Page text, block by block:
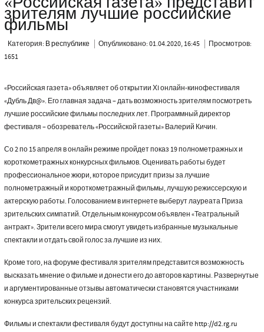
зрителям лучшие российские
фильмы
Категория: В республике Опубликовано: 01.04.2020, 16:45
Просмотров:
1651
«Российская газета» объявляет об открытии ХI онлайн-кинофестиваля
«Дубль Дв@». Его главная задача – дать возможность зрителям посмотреть
лучшие российские фильмы последних лет. Программный директор
фестиваля – обозреватель «Российской газеты» Валерий Кичин.
Со 2 по 15 апреля в онлайн режиме пройдет показ 19 полнометражных и
короткометражных конкурсных фильмов. Оценивать работы будет
профессиональное жюри, которое присудит призы за лучшие
полнометражный и короткометражный фильмы, лучшую режиссерскую и
актерскую работы. Голосованием в интернете выберут лауреата Приза
зрительских симпатий. Отдельным конкурсом объявлен «Театральный
антракт». Зрители всего мира смогут увидеть избранные музыкальные
спектакли и отдать свой голос за лучшие из них.
Кроме того, на форуме фестиваля зрителям представится возможность
высказать мнение о фильме и донести его до авторов картины. Развернутые
и аргументированные отзывы автоматически становятся участниками
конкурса зрительских рецензий.
Фильмы и спектакли фестиваля будут доступны на сайте http://d2.rg.ru